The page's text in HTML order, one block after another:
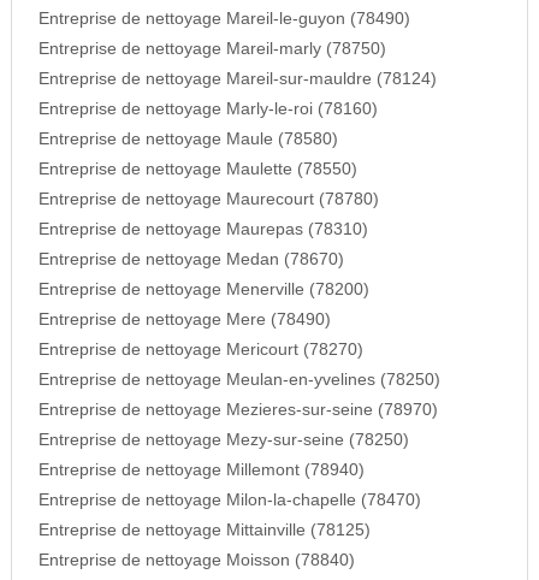
Entreprise de nettoyage Mareil-le-guyon (78490)
Entreprise de nettoyage Mareil-marly (78750)
Entreprise de nettoyage Mareil-sur-mauldre (78124)
Entreprise de nettoyage Marly-le-roi (78160)
Entreprise de nettoyage Maule (78580)
Entreprise de nettoyage Maulette (78550)
Entreprise de nettoyage Maurecourt (78780)
Entreprise de nettoyage Maurepas (78310)
Entreprise de nettoyage Medan (78670)
Entreprise de nettoyage Menerville (78200)
Entreprise de nettoyage Mere (78490)
Entreprise de nettoyage Mericourt (78270)
Entreprise de nettoyage Meulan-en-yvelines (78250)
Entreprise de nettoyage Mezieres-sur-seine (78970)
Entreprise de nettoyage Mezy-sur-seine (78250)
Entreprise de nettoyage Millemont (78940)
Entreprise de nettoyage Milon-la-chapelle (78470)
Entreprise de nettoyage Mittainville (78125)
Entreprise de nettoyage Moisson (78840)